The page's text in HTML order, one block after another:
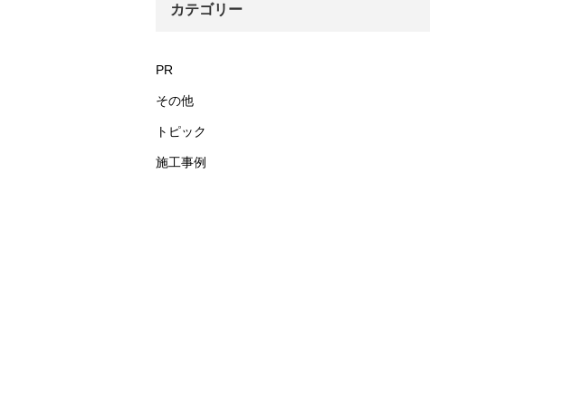
カテゴリー
PR
その他
トピック
施工事例